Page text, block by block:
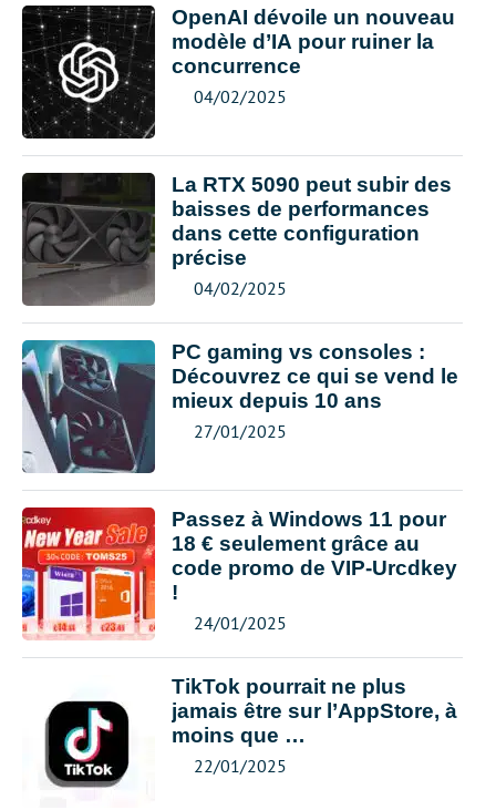
OpenAI dévoile un nouveau
modèle d’IA pour ruiner la
concurrence
04/02/2025
La RTX 5090 peut subir des
baisses de performances
dans cette configuration
précise
04/02/2025
PC gaming vs consoles :
Découvrez ce qui se vend le
mieux depuis 10 ans
27/01/2025
Passez à Windows 11 pour
18 € seulement grâce au
code promo de VIP-Urcdkey
!
24/01/2025
TikTok pourrait ne plus
jamais être sur l’AppStore, à
moins que …
22/01/2025